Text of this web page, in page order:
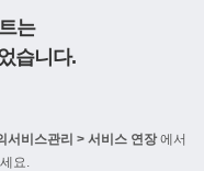
는
습니다.
서비스관리 > 서비스 연장에서
요.